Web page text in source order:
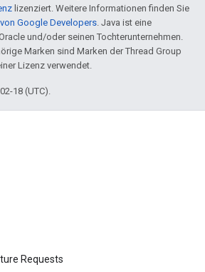
lizenziert. Weitere Informationen finden Sie
Google Developers. Java ist eine
und/oder seinen Tochterunternehmen.
Marken sind Marken der Thread Group
Lizenz verwendet.
18 (UTC).
Requests